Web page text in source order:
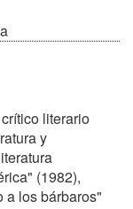
literario
y
(1982),
a los bárbaros"